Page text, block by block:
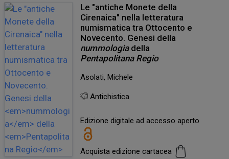
Le "antiche Monete della
Cirenaica" nella letteratura
numismatica tra Ottocento e
Novecento. Genesi della
nummologiadella
Pentapolitana Regio
Asolati, Michele
Antichistica
Edizione digitale ad accesso aperto
Acquista edizione cartacea